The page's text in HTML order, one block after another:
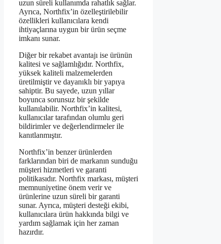
uzun süreli kullanımda rahatlık sağlar.
Ayrıca, Northfix’in özelleştirilebilir
özellikleri kullanıcılara kendi
ihtiyaçlarına uygun bir ürün seçme
imkanı sunar.
Diğer bir rekabet avantajı ise ürünün
kalitesi ve sağlamlığıdır. Northfix,
yüksek kaliteli malzemelerden
üretilmiştir ve dayanıklı bir yapıya
sahiptir. Bu sayede, uzun yıllar
boyunca sorunsuz bir şekilde
kullanılabilir. Northfix’in kalitesi,
kullanıcılar tarafından olumlu geri
bildirimler ve değerlendirmeler ile
kanıtlanmıştır.
Northfix’in benzer ürünlerden
farklarından biri de markanın sunduğu
müşteri hizmetleri ve garanti
politikasıdır. Northfix markası, müşteri
memnuniyetine önem verir ve
ürünlerine uzun süreli bir garanti
sunar. Ayrıca, müşteri desteği ekibi,
kullanıcılara ürün hakkında bilgi ve
yardım sağlamak için her zaman
hazırdır.